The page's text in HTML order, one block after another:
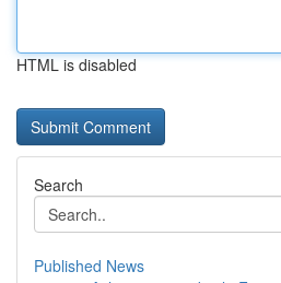
HTML is disabled
Search
Published News